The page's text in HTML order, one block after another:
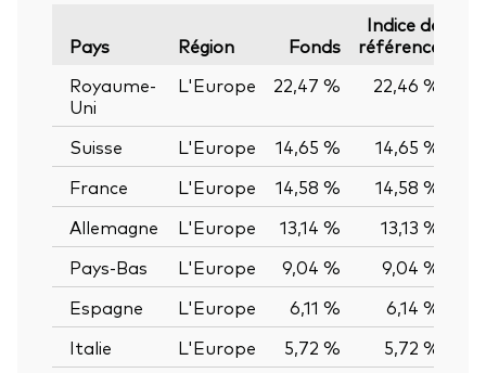
Pays Région Fonds
Indice de
référence
Royaume-
Uni
L'Europe 22,47 % 22,46 %
Suisse L'Europe 14,65 % 14,65 %
France
L'Europe 14,58 % 14,58 %
Allemagne
L'Europe 13,14 % 13,13 %
Pays-Bas
L'Europe 9,04 % 9,04 %
Espagne
L'Europe 6,11 % 6,14 %
Italie
L'Europe 5,72 % 5,72 %